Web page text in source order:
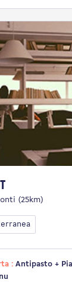
(25km)
: Antipasto +